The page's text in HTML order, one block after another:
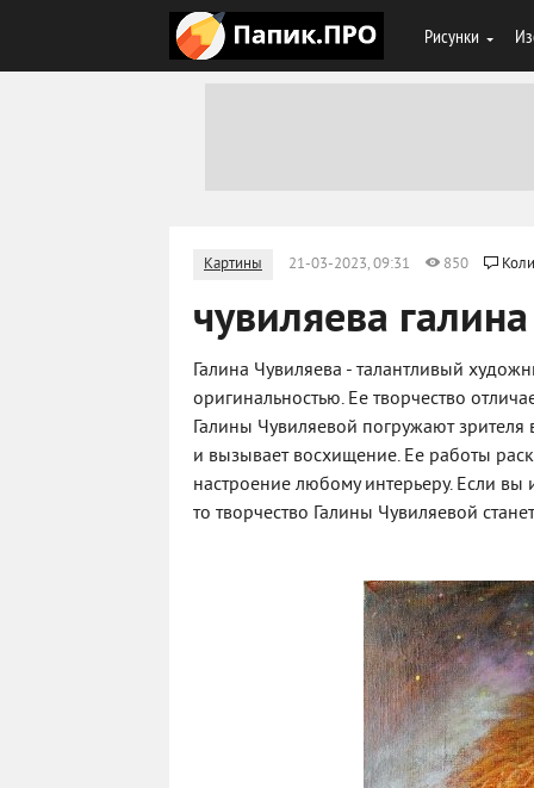
Рисунки
Картины 21-03-2023, 09:31 850
чувиляева
Галина Чувиляева - талантливый
оригинальностью. Ее творчество
Галины Чувиляевой погружают зрителя
и вызывает восхищение. Ее работы
настроение любому интерьеру. Если
то творчество Галины Чувиляевой